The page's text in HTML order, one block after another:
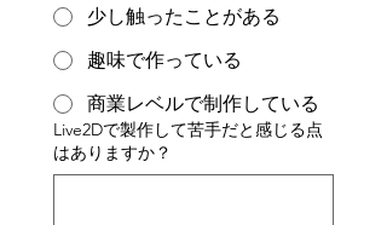
少し触ったことがある
趣味で作っている
商業レベルで制作している
Live2Dで製作して苦手だと感じる点
はありますか？